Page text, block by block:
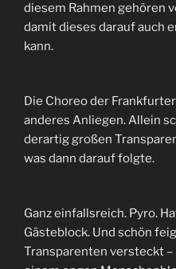
diesem Rahmen gehören
damit dieses darauf auch
kann.
Die Choreo der
anderes Anliegen. Allein
derartig großen
was dann darauf folgte.
Ganz einfallsreich. Pyro.
Gästeblock. Und schön
Transparenten versteckt